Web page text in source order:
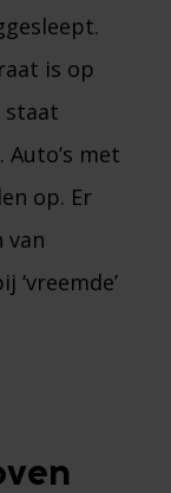
is op
staat
met
op. Er
van
‘vreemde’